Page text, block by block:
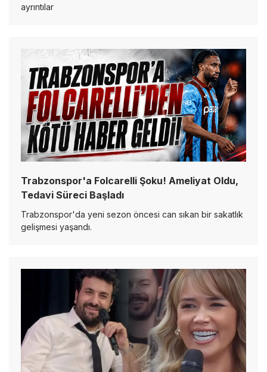
ayrıntılar
Trabzonspor'a Folcarelli Şoku! Ameliyat Oldu,
Tedavi Süreci Başladı
Trabzonspor'da yeni sezon öncesi can sıkan bir sakatlık
gelişmesi yaşandı.